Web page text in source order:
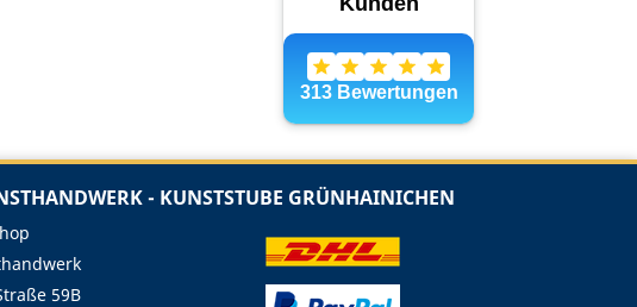
- KUNSTSTUBE GRÜNHAINICHEN
59B